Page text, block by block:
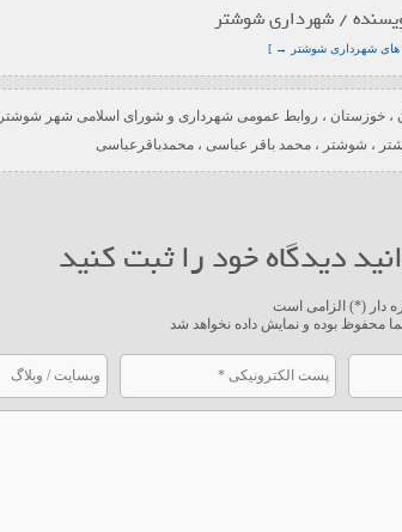
/ شهرداری شوشتر
های شهرداری شوشتر → ]
، خوزستان ، روابط عمومی شهرداری و شورای اسلامی شهر شوشتر
، شوشتر ، محمد باقر عباسی ، محمدباقرعباسی
دیدگاه خود را ثبت کنید
دار (*) الزامی است
محفوظ بوده و نمایش داده نخواهد شد